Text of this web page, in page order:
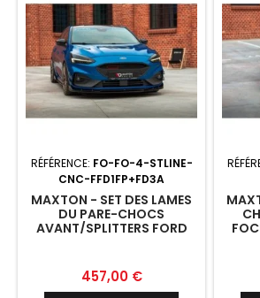
RÉFÉRENCE: FO-FO-4-STLINE-
CNC-FFD1FP+FD3A
MAXTON - SET DES LAMES
DU PARE-CHOCS
AVANT/SPLITTERS FORD
Prix
457,00 €